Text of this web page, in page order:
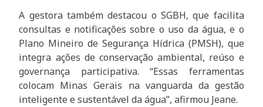
A gestora também destacou o SGBH, que facilita
consultas e notificações sobre o uso da água, e o
Plano Mineiro de Segurança Hídrica (PMSH), que
integra ações de conservação ambiental, reúso e
governança participativa. “Essas ferramentas
colocam Minas Gerais na vanguarda da gestão
inteligente e sustentável da água”, afirmou Jeane.